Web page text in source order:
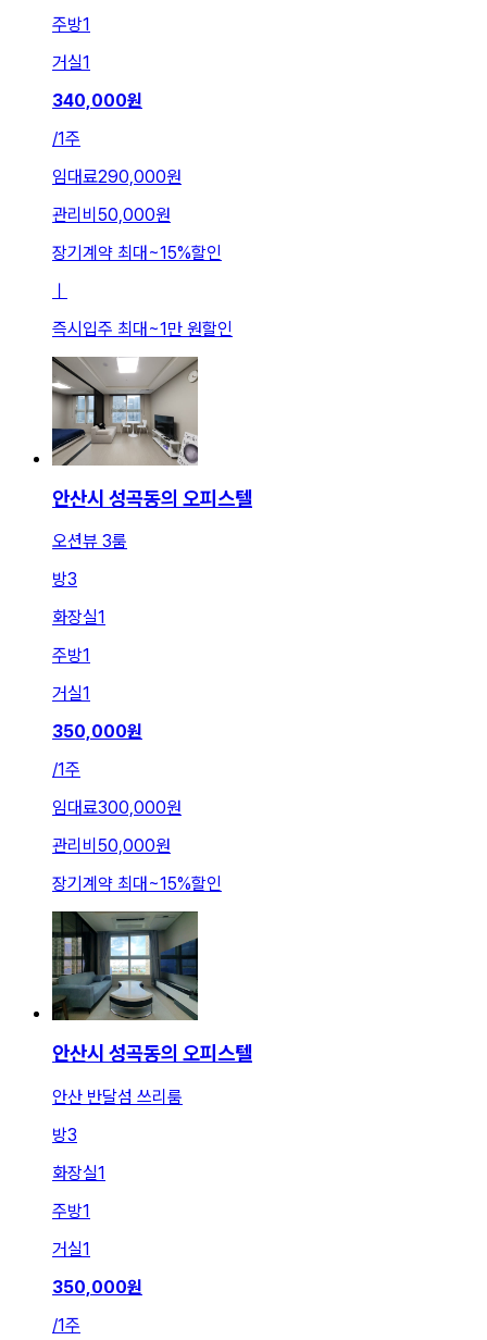
주방1
거실1
340,000원
/1주
임대료290,000원
관리비 50,000원
장기계약 최대~15%할인
ㅣ
즉시입주 최대~1만 원할인
안산시 성곡동의 오피스텔
오션뷰 3룸
방3
화장실1
주방1
거실1
350,000원
/1주
임대료300,000원
관리비 50,000원
장기계약 최대 ~15%할인
안산시 성곡동의 오피스텔
안산 반달섬 쓰리룸
방3
화장실1
주방1
거실1
350,000원
/1주